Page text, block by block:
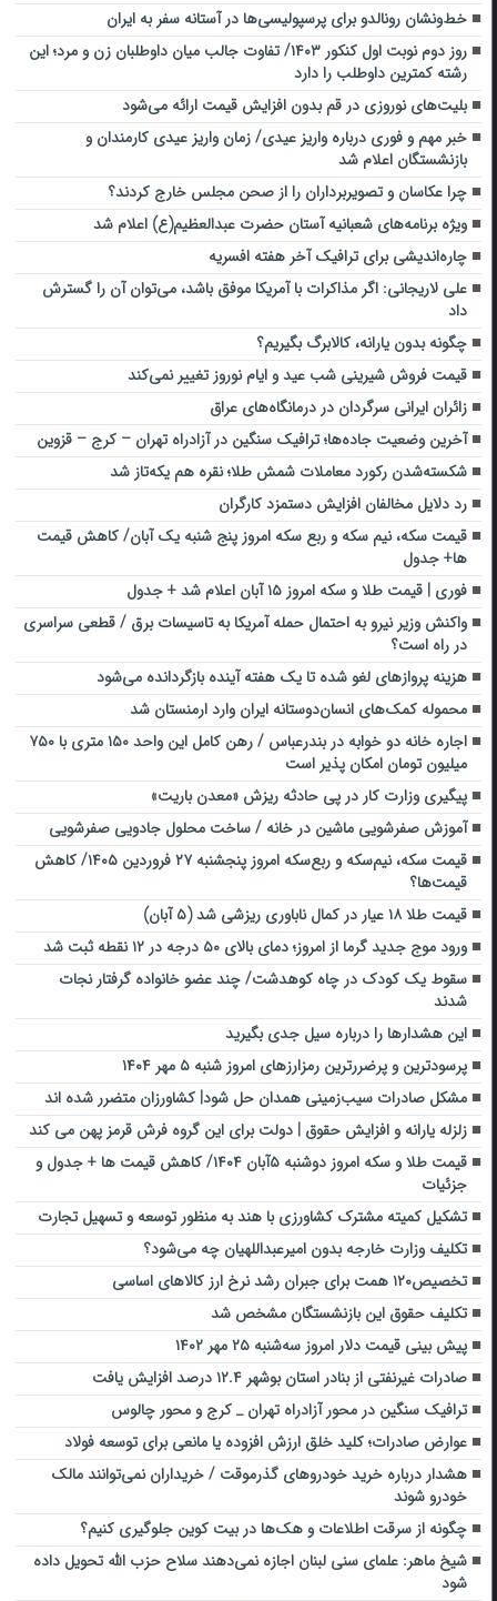
خط‌ونشان رونالدو برای پرسپولیسی‌ها در آستانه سفر به ایران
روز دوم نوبت اول کنکور ۱۴۰۳/ تفاوت جالب میان داوطلبان زن و مرد؛ این
رشته کمترین داوطلب را دارد
بلیت‌های نوروزی در قم بدون افزایش قیمت ارائه می‌شود
خبر مهم و فوری درباره واریز عیدی/ زمان واریز عیدی کارمندان و
بازنشستگان اعلام شد
چرا عکاسان و تصویربرداران را از صحن مجلس خارج کردند؟
ویژه برنامه‌های شعبانیه آستان حضرت عبدالعظیم(ع) اعلام شد
چاره‌اندیشی برای ترافیک آخر هفته افسریه
علی لاریجانی: اگر مذاکرات با آمریکا موفق باشد، می‌توان آن را گسترش
داد
چگونه بدون یارانه، کالابرگ بگیریم؟
قیمت فروش شیرینی شب عید و ایام نوروز تغییر نمی‌کند
زائران ایرانی سرگردان در درمانگاه‌های عراق
آخرین وضعیت جاده‌ها؛ ترافیک سنگین در آزادراه تهران – کرج – قزوین
شکسته‌شدن رکورد معاملات شمش طلا؛‌ نقره هم یکه‌تاز شد
رد دلایل مخالفان افزایش دستمزد کارگران
قیمت سکه، نیم سکه و ربع سکه امروز پنج شنبه یک آبان/ کاهش قیمت
ها+ جدول
فوری | قیمت طلا و سکه امروز ۱۵ آبان اعلام شد + جدول
واکنش وزیر نیرو به احتمال حمله آمریکا به تاسیسات برق / قطعی سراسری
در راه است؟
هزینه پروازهای لغو شده تا یک هفته آینده بازگردانده می‌شود
محموله کمک‌های انسان‌دوستانه ایران وارد ارمنستان شد
اجاره خانه دو خوابه در بندرعباس / رهن کامل این واحد ۱۵۰ متری با ۷۵۰
میلیون تومان امکان پذیر است
پیگیری وزارت کار در پی حادثه ریزش «معدن باریت»
آموزش صفرشویی ماشین در خانه / ساخت محلول جادویی صفرشویی
قیمت سکه، نیم‌سکه و ربع‌سکه امروز پنجشنبه ۲۷ فروردین ۱۴۰۵/ کاهش
قیمت‌ها؟
قیمت طلا ۱۸ عیار در کمال ناباوری ریزشی شد (۵ آبان)
ورود موج جدید گرما از امروز؛ دمای بالای ۵۰ درجه در ۱۲ نقطه ثبت شد
سقوط یک کودک در چاه کوهدشت/ چند عضو خانواده گرفتار نجات
شدند
این هشدارها را درباره سیل جدی بگیرید
پرسودترین و پرضررترین رمزارزهای امروز شنبه ۵ مهر ۱۴۰۴
مشکل صادرات سیب‌زمینی همدان حل شود| کشاورزان متضرر شده اند
زلزله یارانه و افزایش حقوق | دولت برای این گروه فرش قرمز پهن می کند
قیمت طلا و سکه امروز دوشنبه ۵آبان ۱۴۰۴/ کاهش قیمت ها + جدول و
جزئیات
تشکیل کمیته مشترک کشاورزی با هند به منظور توسعه و تسهیل تجارت
تکلیف وزارت خارجه بدون امیرعبداللهیان چه می‎‌شود؟
تخصیص۱۲۰ همت برای جبران رشد نرخ ارز کالاهای اساسی
تکلیف حقوق این بازنشستگان مشخص شد
پیش بینی قیمت دلار امروز سه‌شنبه ۲۵ مهر ۱۴۰۲
صادرات غیرنفتی از بنادر استان بوشهر ۱۲.۴ درصد افزایش یافت
ترافیک سنگین در محور آزادراه تهران _ کرج و محور چالوس
عوارض صادرات؛ کلید خلق ارزش افزوده یا مانعی برای توسعه فولاد
هشدار درباره خرید خودروهای گذرموقت / خریداران نمی‌توانند مالک
خودرو شوند
چگونه از سرقت اطلاعات و هک‌ها در بیت کوین جلوگیری کنیم؟
شیخ ماهر: علمای سنی لبنان اجازه نمی‌دهند سلاح حزب الله تحویل داده
شود